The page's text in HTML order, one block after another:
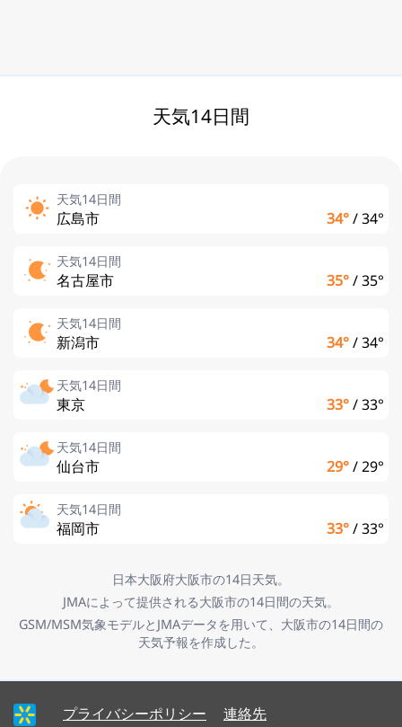
天気14日間
天気14日間
広島市 34°/34°
天気14日間
名古屋市 35°/35°
天気14日間
新潟市 34°/34°
天気14日間
東京 33°/33°
天気14日間
仙台市 29°/29°
天気14日間
福岡市 33°/33°
日本大阪府大阪市の14日天気。
JMAによって提供される大阪市の14日間の天気。
GSM/MSM気象モデルとJMAデータを用いて、大阪市の14日間の
天気予報を作成した。
プライバシーポリシー 連絡先